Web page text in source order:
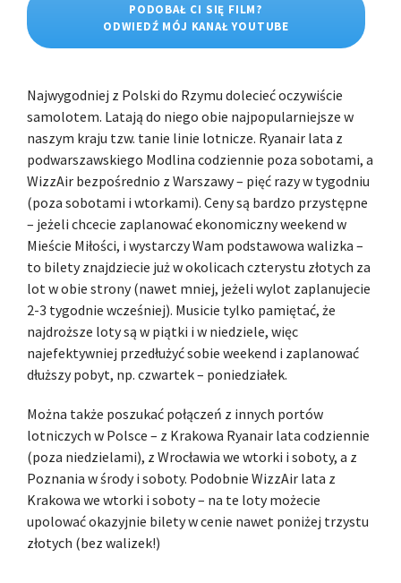
PODOBAŁ CI SIĘ FILM?
ODWIEDŹ MÓJ KANAŁ YOUTUBE
Najwygodniej z Polski do Rzymu dolecieć oczywiście
samolotem. Latają do niego obie najpopularniejsze w
naszym kraju tzw. tanie linie lotnicze. Ryanair lata z
podwarszawskiego Modlina codziennie poza sobotami, a
WizzAir bezpośrednio z Warszawy – pięć razy w tygodniu
(poza sobotami i wtorkami). Ceny są bardzo przystępne
– jeżeli chcecie zaplanować ekonomiczny weekend w
Mieście Miłości, i wystarczy Wam podstawowa walizka –
to bilety znajdziecie już w okolicach czterystu złotych za
lot w obie strony (nawet mniej, jeżeli wylot zaplanujecie
2-3 tygodnie wcześniej). Musicie tylko pamiętać, że
najdroższe loty są w piątki i w niedziele, więc
najefektywniej przedłużyć sobie weekend i zaplanować
dłuższy pobyt, np. czwartek – poniedziałek.
Można także poszukać połączeń z innych portów
lotniczych w Polsce – z Krakowa Ryanair lata codziennie
(poza niedzielami), z Wrocławia we wtorki i soboty, a z
Poznania w środy i soboty. Podobnie WizzAir lata z
Krakowa we wtorki i soboty – na te loty możecie
upolować okazyjnie bilety w cenie nawet poniżej trzystu
złotych (bez walizek!)